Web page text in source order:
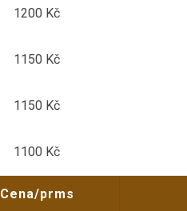
1200 Kč
1150 Kč
1150 Kč
1100 Kč
Cena/prms